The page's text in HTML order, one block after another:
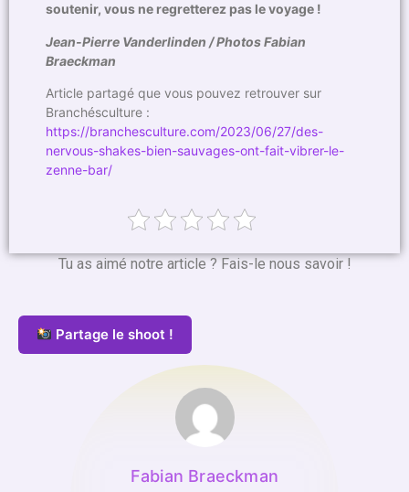
soutenir, vous ne regretterez pas le voyage !
Jean-Pierre Vanderlinden / Photos Fabian
Braeckman
Article partagé que vous pouvez retrouver sur
Branchésculture :
https://branchesculture.com/2023/06/27/des-
nervous-shakes-bien-sauvages-ont-fait-vibrer-le-
zenne-bar/
Tu as aimé notre article ? Fais-le nous savoir !
Partage le shoot !
Fabian Braeckman